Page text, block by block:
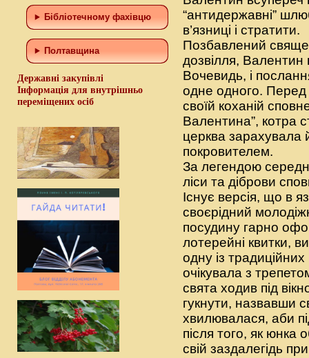
Бiблiотечному фахiвцю
Полтавщина
Державні закупівлі
Інформація для внутрішньо
переміщених осіб
“антидержавні”
в’язниці і стратити.
Позбавлений
дозвілля, Валентин
Вочевидь, і
одне одного.
своїй коханій
Валентина”, котра
церква зарахувала
покровителем.
За легендою
ліси та діброви
Існує версія, що в
своєрідний
посудину гарно
лотерейні квитки,
одну із
очікувала з
свята ходив під
гукнути, назвавши
хвилювалася, аби
після того, як юнка
свій заздалегідь